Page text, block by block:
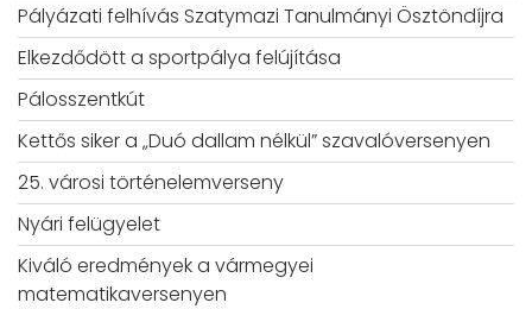
Pályázati felhívás Szatymazi Tanulmányi Ösztöndíjra
Elkezdődött a sportpálya felújítása
Pálosszentkút
Kettős siker a „Duó dallam nélkül” szavalóversenyen
25. városi történelemverseny
Nyári felügyelet
Kiváló eredmények a vármegyei
matematikaversenyen